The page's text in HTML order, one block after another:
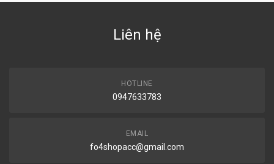
Liên hệ
HOTLINE
0947633783
EMAIL
fo4shopacc@gmail.com